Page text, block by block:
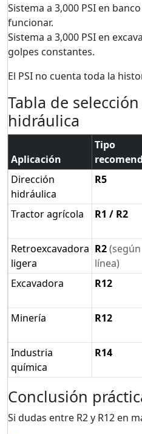
Sistema a 3,000 PSI en
funcionar.
Sistema a 3,000 PSI en
golpes constantes.
El PSI no cuenta toda la
Tabla de
hidráulica
Aplicación
Tipo
Dirección
hidráulica
R5
Tractor agrícola
R1 / R2
Retroexcavadora
ligera
R2(según
línea)
Excavadora
R12
Minería
R12
Industria
química
R14
Conclusión
Si dudas entre R2 y R12 en